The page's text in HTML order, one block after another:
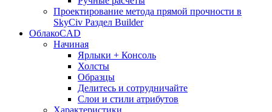
Проектирование метода прямой прочности в
SkyCiv Раздел Builder
ОблакоCAD
Начиная
Ярлыки + Консоль
Холсты
Образцы
Делитесь и сотрудничайте
Слои и стили атрибутов